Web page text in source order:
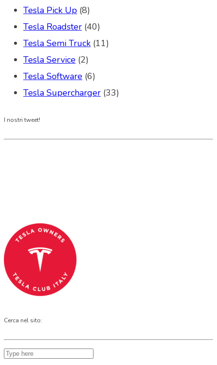
Tesla Pick Up (8)
Tesla Roadster (40)
Tesla Semi Truck (11)
Tesla Service (2)
Tesla Software (6)
Tesla Supercharger (33)
I nostri tweet!
Cerca nel sito: